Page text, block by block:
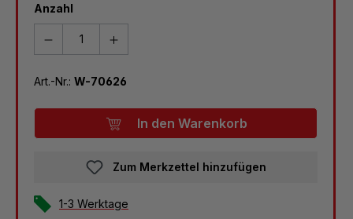
Anzahl
Art.-Nr.: W-70626
In den Warenkorb
Zum Merkzettel hinzufügen
1-3 Werktage